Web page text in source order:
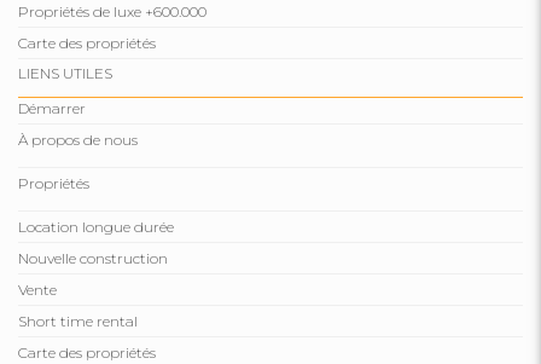
Propriétés de luxe +600.000
Carte des propriétés
LIENS UTILES
Démarrer
À propos de nous
Propriétés
Location longue durée
Nouvelle construction
Vente
Short time rental
Carte des propriétés